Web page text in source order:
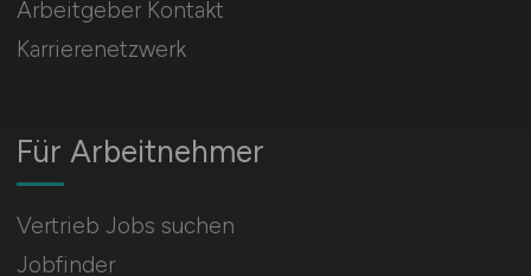
Für Arbeitnehmer
Vertrieb Jobs suchen
Jobfinder
Arbeitgeber Kontakt
Karrierenetzwerk